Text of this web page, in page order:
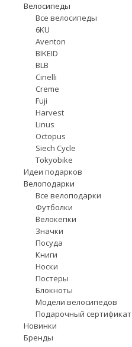
Велосипеды
Все велосипеды
6KU
Aventon
BIKEID
BLB
Cinelli
Creme
Fuji
Harvest
Linus
Octopus
Siech Cycle
Tokyobike
Идеи подарков
Велоподарки
Все велоподарки
Футболки
Велокепки
Значки
Посуда
Книги
Носки
Постеры
Блокноты
Модели велосипедов
Подарочный сертификат
Новинки
Бренды